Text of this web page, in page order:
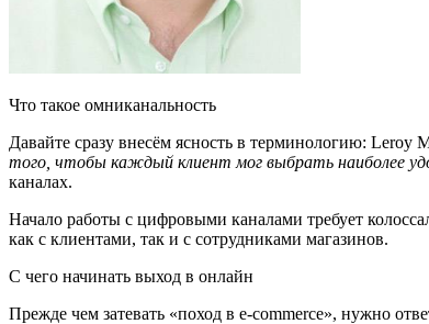
Что такое омниканальность
Давайте сразу внесём ясность в терминологию:
того, чтобы каждый клиент мог выбрать наиболее
каналах.
Начало работы с цифровыми каналами требует
как с клиентами, так и с сотрудниками магазинов.
С чего начинать выход в онлайн
Прежде чем затевать «поход в e-commerce», нужно